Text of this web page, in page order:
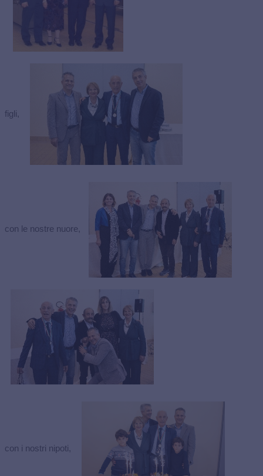
figli,
con le nostre nuore,
con i nostri nipoti,